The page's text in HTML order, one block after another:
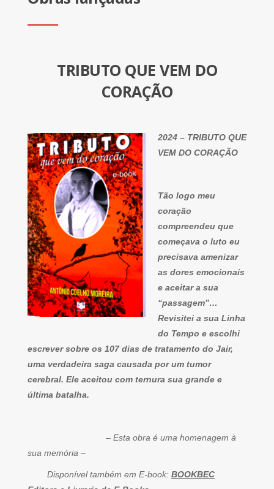
TRIBUTO QUE VEM DO
CORAÇÃO
2024 – TRIBUTO QUE
VEM DO CORAÇÃO
Tão logo meu
coração
compreendeu que
começava o luto eu
precisava amenizar
as dores emocionais
e aceitar a sua
“passagem”…
Revisitei a sua Linha
do Tempo e escolhi
escrever sobre os 107 dias de tratamento do Jair,
uma verdadeira saga causada por um tumor
cerebral. Ele aceitou com ternura sua grande e
última batalha.
– Esta obra é uma homenagem à
sua memória –
Disponível também em E-book: BOOKBEC